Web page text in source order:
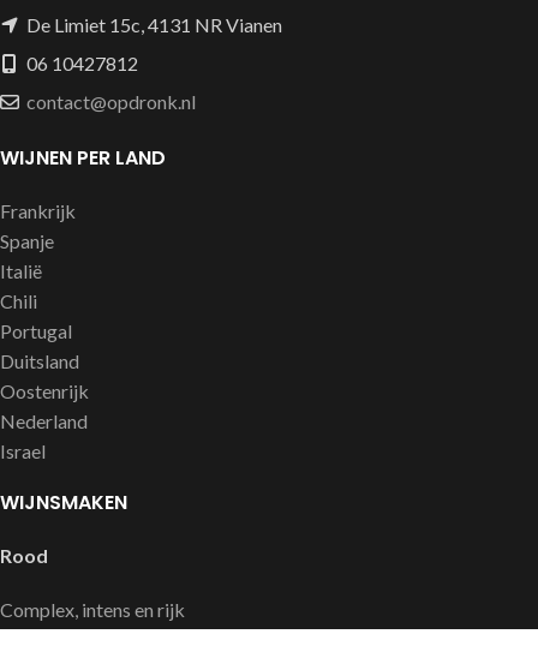
De Limiet 15c, 4131 NR Vianen
06 10427812
contact@opdronk.nl
WIJNEN PER LAND
Frankrijk
Spanje
Italië
Chili
Portugal
Duitsland
Oostenrijk
Nederland
Israel
WIJNSMAKEN
Rood
Complex, intens en rijk